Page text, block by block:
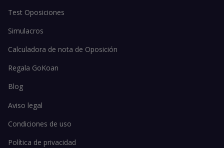
Test Oposiciones
Simulacros
Calculadora de nota de Oposición
Regala GoKoan
Blog
Aviso legal
Condiciones de uso
Política de privacidad